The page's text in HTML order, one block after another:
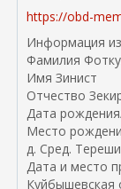
https://obd-
Информация
Фамилия
Имя Зинист
Отчество
Дата
Место
д. Сред.
Дата и место
Куйбышевская